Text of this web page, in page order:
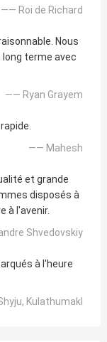
—— Roi de Richard
Nous
terme avec
—— Ryan Grayem
—— Mahesh
et grande
disposés à
à l'avenir.
Shvedovskiy
à l'heure
Kulathumakl